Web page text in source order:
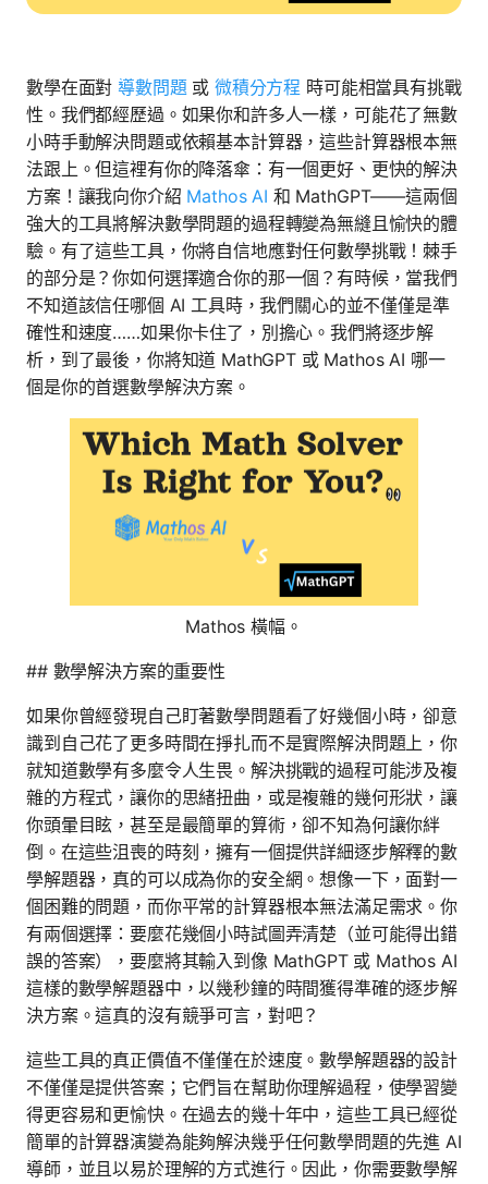
數學在面對導數問題或 微積分方程 時可能相當具有挑戰
性。我們都經歷過。如果你和許多人一樣，可能花了無數
小時手動解決問題或依賴基本計算器，這些計算器根本無
法跟上。但這裡有你的降落傘：有一個更好、更快的解決
方案！讓我向你介紹 Mathos AI 和 MathGPT——這兩個
強大的工具將解決數學問題的過程轉變為無縫且愉快的體
驗。有了這些工具，你將自信地應對任何數學挑戰！棘手
的部分是？你如何選擇適合你的那一個？有時候，當我們
不知道該信任哪個 AI 工具時，我們關心的並不僅僅是準
確性和速度……如果你卡住了，別擔心。我們將逐步解
析，到了最後，你將知道 MathGPT 或 Mathos AI 哪一
個是你的首選數學解決方案。
Mathos 橫幅。
## 數學解決方案的重要性
如果你曾經發現自己盯著數學問題看了好幾個小時，卻意
識到自己花了更多時間在掙扎而不是實際解決問題上，你
就知道數學有多麼令人生畏。解決挑戰的過程可能涉及複
雜的方程式，讓你的思緒扭曲，或是複雜的幾何形狀，讓
你頭暈目眩，甚至是最簡單的算術，卻不知為何讓你絆
倒。在這些沮喪的時刻，擁有一個提供詳細逐步解釋的數
學解題器，真的可以成為你的安全網。想像一下，面對一
個困難的問題，而你平常的計算器根本無法滿足需求。你
有兩個選擇：要麼花幾個小時試圖弄清楚（並可能得出錯
誤的答案），要麼將其輸入到像 MathGPT 或 Mathos AI
這樣的數學解題器中，以幾秒鐘的時間獲得準確的逐步解
決方案。這真的沒有競爭可言，對吧？
這些工具的真正價值不僅僅在於速度。數學解題器的設計
不僅僅是提供答案；它們旨在幫助你理解過程，使學習變
得更容易和更愉快。在過去的幾十年中，這些工具已經從
簡單的計算器演變為能夠解決幾乎任何數學問題的先進 AI
導師，並且以易於理解的方式進行。因此，你需要數學解